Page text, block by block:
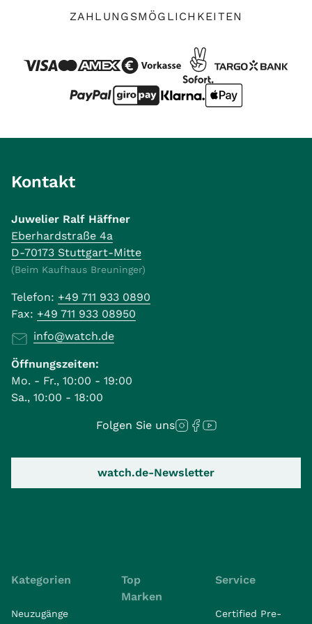
ZAHLUNGSMÖGLICHKEITEN
Kontakt
Juwelier Ralf Häffner
Eberhardstraße 4a
D-70173 Stuttgart-Mitte
(Beim Kaufhaus Breuninger)
Telefon: +49 711 933 0890
Fax: +49 711 933 08950
info@watch.de
Öffnungszeiten:
Mo. - Fr., 10:00 - 19:00
Sa., 10:00 - 18:00
Folgen Sie uns
watch.de-Newsletter
Kategorien
Neuzugänge
Top
Marken
Service
Certified Pre-